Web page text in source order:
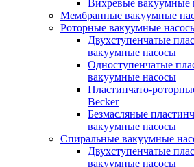
Вихревые вакуумные
Мембранные вакуумные
Роторные вакуумные
Двухступенчатые
вакуумные насосы
Одноступенчатые
вакуумные насосы
Пластинчато-
Becker
Безмасляные
вакуумные насосы
Спиральные вакуумные
Двухступенчатые
вакуумные насосы